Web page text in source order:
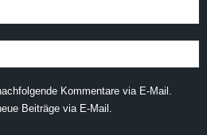
Kommentare via E-Mail.
Beiträge via E-Mail.